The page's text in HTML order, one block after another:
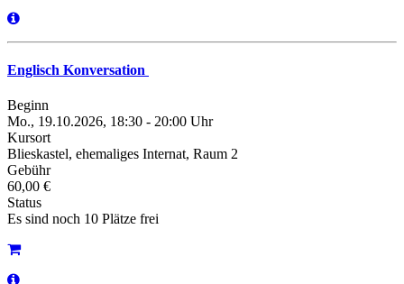
Englisch Konversation
Beginn
Mo., 19.10.2026, 18:30 - 20:00 Uhr
Kursort
Blieskastel, ehemaliges Internat, Raum 2
Gebühr
60,00 €
Status
Es sind noch 10 Plätze frei